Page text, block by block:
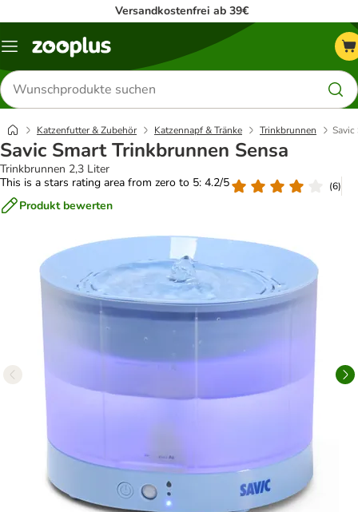
Versandkostenfrei ab 39€
Menü
Produkte
suchen
Katzenfutter & Zubehör Katzennapf & Tränke Trinkbrunnen Savic
Savic Smart Trinkbrunnen Sensa
Trinkbrunnen 2,3 Liter
This is a stars rating area from zero to 5: 4.2/5
(6)
Produkt bewerten